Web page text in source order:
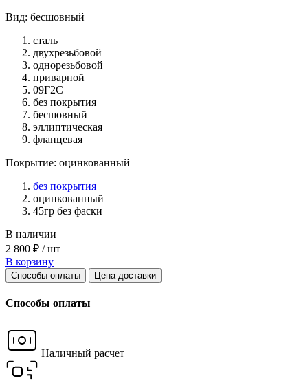
Вид: бесшовный
сталь
двухрезьбовой
однорезьбовой
приварной
09Г2С
без покрытия
бесшовный
эллиптическая
фланцевая
Покрытие: оцинкованный
без покрытия
оцинкованный
45гр без фаски
В наличии
2 800 ₽ / шт
В корзину
Способы оплаты Цена доставки
Способы оплаты
Наличный расчет